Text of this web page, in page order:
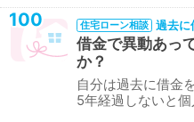
100 住宅ローン相談 過去に
借金で異動あっ
か？
自分は過去に借金
5年経過しないと